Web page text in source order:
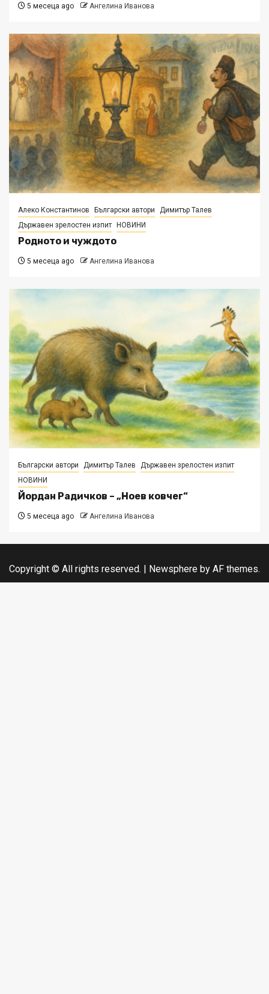
5 месеца ago Ангелина Иванова
Алеко Константинов Български автори
Димитър Талев
Държавен зрелостен изпит
НОВИНИ
Родното и чуждото
5 месеца ago Ангелина Иванова
Български автори Димитър Талев
Държавен зрелостен изпит
НОВИНИ
Йордан Радичков – „Ноев ковчег“
5 месеца ago Ангелина Иванова
Copyright © All rights reserved. Newsphere by AF themes.